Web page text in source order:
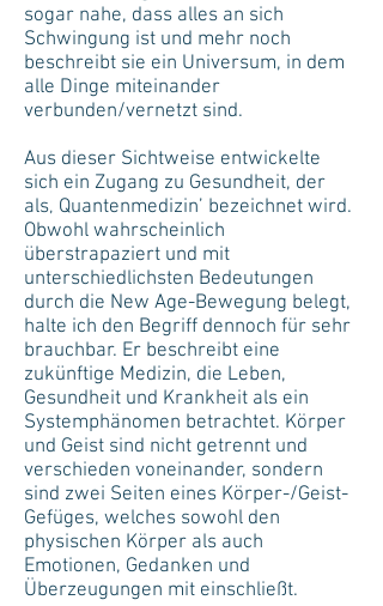
sogar nahe, dass alles an sich
Schwingung ist und mehr noch
beschreibt sie ein Universum, in dem
alle Dinge miteinander
verbunden/vernetzt sind.
Aus dieser Sichtweise entwickelte
sich ein Zugang zu Gesundheit, der
als‚ Quantenmedizin’ bezeichnet wird.
Obwohl wahrscheinlich
überstrapaziert und mit
unterschiedlichsten Bedeutungen
durch die New Age-Bewegung belegt,
halte ich den Begriff dennoch für sehr
brauchbar. Er beschreibt eine
zukünftige Medizin, die Leben,
Gesundheit und Krankheit als ein
Systemphänomen betrachtet. Körper
und Geist sind nicht getrennt und
verschieden voneinander, sondern
sind zwei Seiten eines Körper-/Geist-
Gefüges, welches sowohl den
physischen Körper als auch
Emotionen, Gedanken und
Überzeugungen mit einschließt.